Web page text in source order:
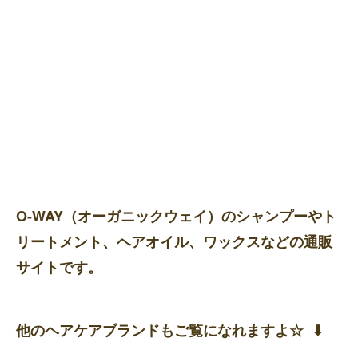
O-WAY（オーガニックウェイ）のシャンプーやト
リートメント、ヘアオイル、ワックスなどの通販
サイトです。
他のヘアケアブランドもご覧になれますよ☆ ⬇︎